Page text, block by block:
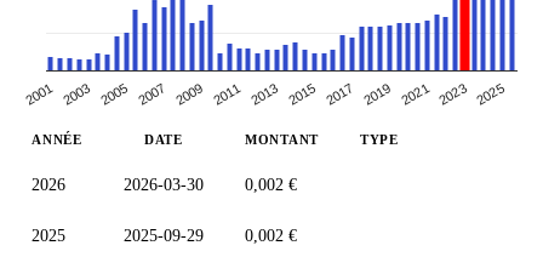
2001 2003 2005 2007 2009 2011 2013 2015 2017 2019 2021 2023 2025
ANNÉE DATE MONTANT TYPE
2026 2026-03-30 0,002 €
2025 2025-09-29 0,002 €